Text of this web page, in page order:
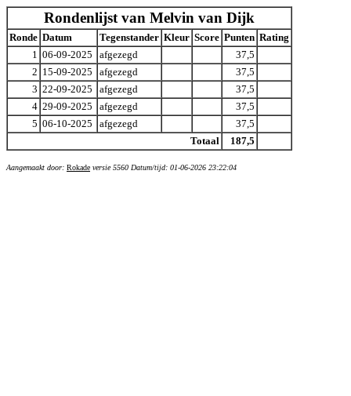
Rondenlijst van Melvin van Dijk
Ronde Datum Tegenstander Kleur Score Punten Rating
1 06-09-2025 afgezegd
37,5
2 15-09-2025 afgezegd
37,5
3 22-09-2025 afgezegd
37,5
4 29-09-2025 afgezegd
37,5
5 06-10-2025 afgezegd
37,5
Totaal
187,5
Aangemaakt door: Rokade versie 5560 Datum/tijd: 01-06-2026 23:22:04